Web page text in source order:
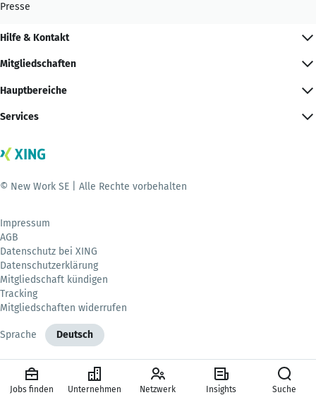
Presse
Hilfe & Kontakt
Mitgliedschaften
Hauptbereiche
Services
© New Work SE | Alle Rechte vorbehalten
Impressum
AGB
Datenschutz bei XING
Datenschutzerklärung
Mitgliedschaft kündigen
Tracking
Mitgliedschaften widerrufen
Sprache Deutsch
Jobs finden Unternehmen Netzwerk Insights Suche